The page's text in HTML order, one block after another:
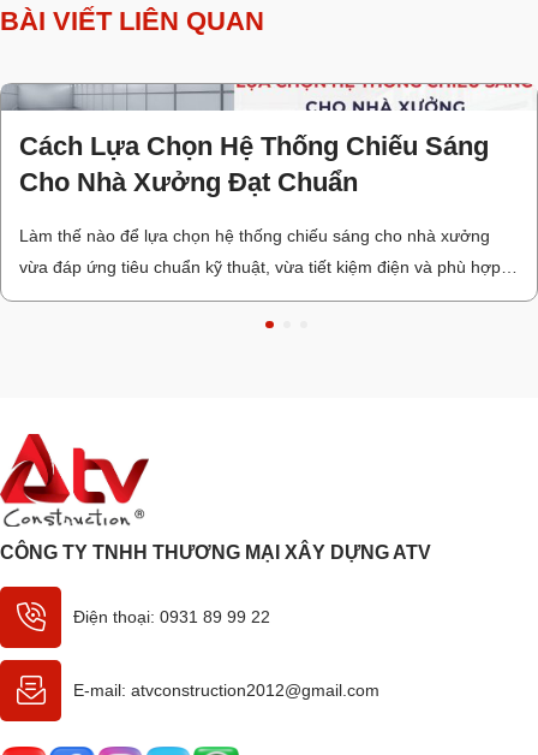
BÀI VIẾT LIÊN QUAN
Cách Lựa Chọn Hệ Thống Chiếu Sáng
Cho Nhà Xưởng Đạt Chuẩn
Làm thế nào để lựa chọn hệ thống chiếu sáng cho nhà xưởng
vừa đáp ứng tiêu chuẩn kỹ thuật, vừa tiết kiệm điện và phù hợp
với từng loại hình sản xuất? Đây là câu hỏi được nhiều chủ đầu
tư và doanh nghiệp quan tâm khi xây dựng nhà xưởng mới hoặc
CÔNG TY TNHH THƯƠNG MẠI XÂY DỰNG ATV
Điện thoại: 0931 89 99 22
E-mail: atvconstruction2012@gmail.com